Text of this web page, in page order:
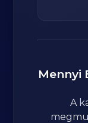
Mennyi
A